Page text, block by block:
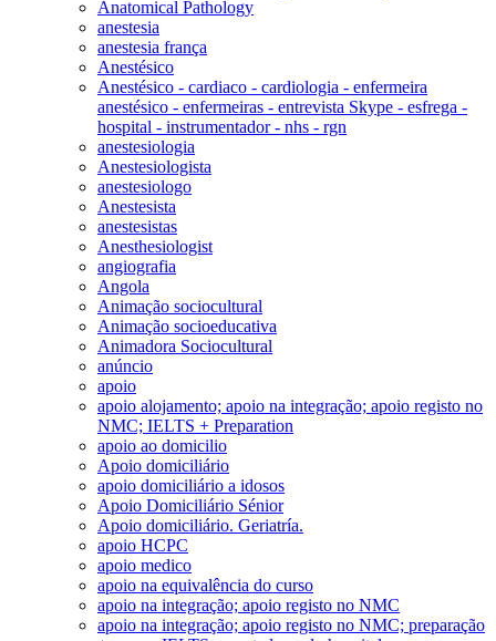
Anatomical Pathology
anestesia
anestesia frança
Anestésico
Anestésico - cardiaco - cardiologia - enfermeira
anestésico - enfermeiras - entrevista Skype - esfrega -
hospital - instrumentador - nhs - rgn
anestesiologia
Anestesiologista
anestesiologo
Anestesista
anestesistas
Anesthesiologist
angiografia
Angola
Animação sociocultural
Animação socioeducativa
Animadora Sociocultural
anúncio
apoio
apoio alojamento; apoio na integração; apoio registo no
NMC; IELTS + Preparation
apoio ao domicilio
Apoio domiciliário
apoio domiciliário a idosos
Apoio Domiciliário Sénior
Apoio domiciliário. Geriatría.
apoio HCPC
apoio medico
apoio na equivalência do curso
apoio na integração; apoio registo no NMC
apoio na integração; apoio registo no NMC; preparação